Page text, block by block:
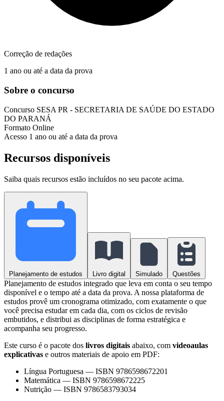
Correção de redações
1 ano ou até a data da prova
Sobre o concurso
Concurso SESA PR - SECRETARIA DE SAÚDE DO ESTADO
DO PARANÁ
Formato Online
Acesso 1 ano ou até a data da prova
Recursos disponíveis
Saiba quais recursos estão incluídos no seu pacote acima.
Planejamento de estudos Livro digital Simulado Questões
Planejamento de estudos integrado que leva em conta o seu tempo
disponível e o tempo até a data da prova. A nossa plataforma de
estudos provê um cronograma otimizado, com exatamente o que
você precisa estudar em cada dia, com os ciclos de revisão
embutidos, e distribui as disciplinas de forma estratégica e
acompanha seu progresso.
Este curso é o pacote dos livros digitais abaixo, com videoaulas
explicativas e outros materiais de apoio em PDF:
Língua Portuguesa — ISBN 9786598672201
Matemática — ISBN 9786598672225
Nutrição — ISBN 9786583793034